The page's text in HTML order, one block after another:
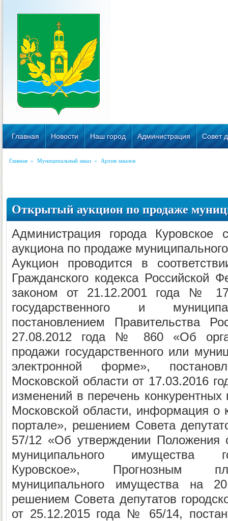
Главная Новости Наш город Администрация Совет
Главная » Муниципальный заказ » Архив заказов
Открытый аукцион по продаже
Администрация города Куровское
аукциона по продаже
Аукцион проводится в
Гражданского кодекса Российской
законом от 21.12.2001 года №
государственного и
постановлением Правительства
27.08.2012 года № 860 «Об
продажи государственного или
электронной форме»,
Московской области от 17.03.2016
изменений в перечень
Московской области, информация о
портале», решением Совета
57/12 «Об утверждении Положения
муниципального имущества
Куровское», Прогнозным
муниципального имущества на
решением Совета депутатов
от 25.12.2015 года № 65/14,